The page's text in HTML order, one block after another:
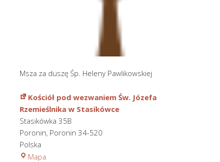
Msza za duszę Śp. Heleny Pawlikowskiej
Kościół pod wezwaniem Św. Józefa
Rzemieślnika w Stasikówce
Stasikówka 35B
Poronin, Poronin 34-520
Polska
Mapa